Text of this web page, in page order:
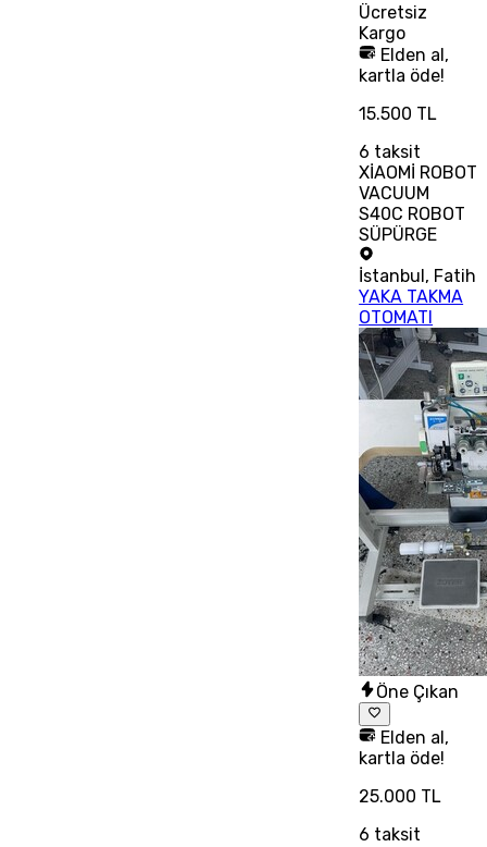
Ücretsiz
Kargo
Elden al,
kartla öde!
15.500 TL
6 taksit
XİAOMİ ROBOT
VACUUM
S40C ROBOT
SÜPÜRGE
İstanbul, Fatih
YAKA TAKMA
OTOMATI
Öne Çıkan
Elden al,
kartla öde!
25.000 TL
6 taksit